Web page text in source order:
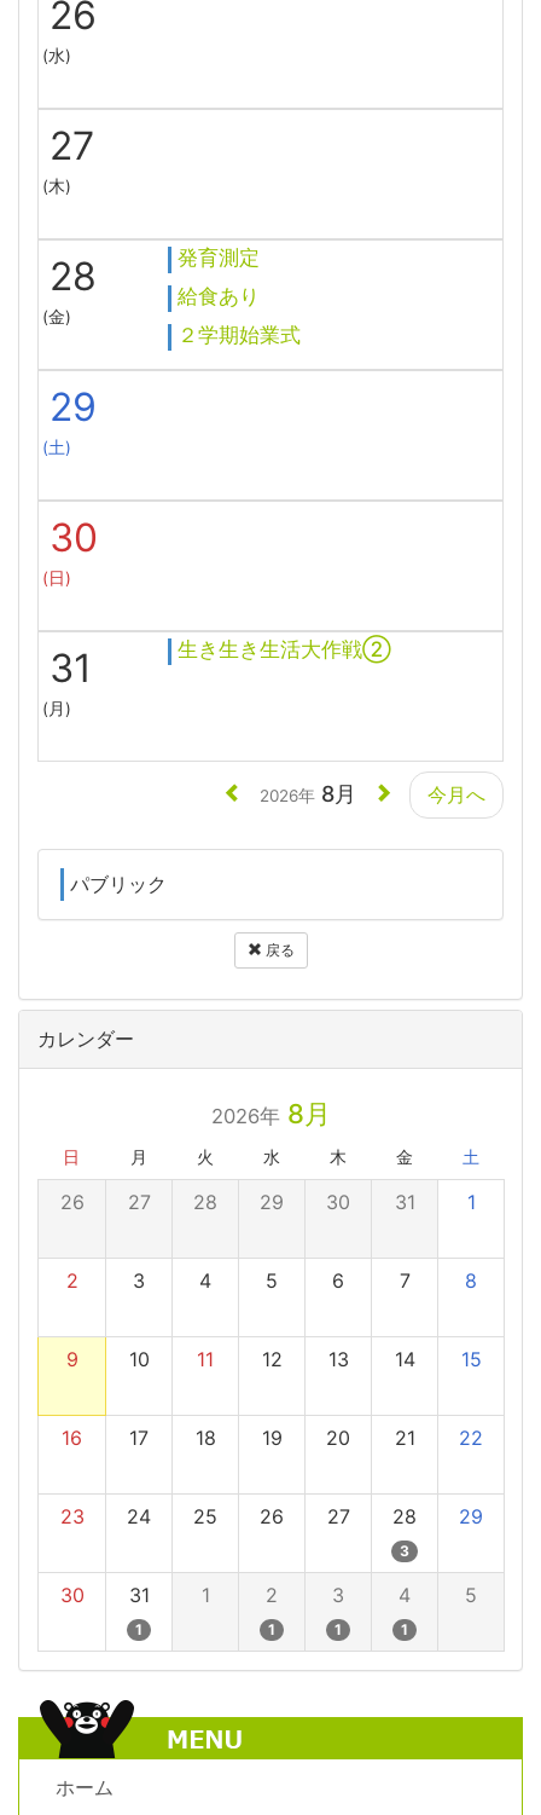
26
(水)
27
(木)
28
(金)
発育測定
給食あり
２学期始業式
29
(土)
30
(日)
31
(月)
生き生き生活大作戦②
2026年 8月 今月へ
パブリック
戻る
カレンダー
2026年8月
日 月 火 水 木 金 土
26 27 28 29 30 31 1
2 3 4 5 6 7 8
9 10 11 12 13 14 15
16 17 18 19 20 21 22
23 24 25 26 27 28
3
29
30 31
1
1 2
1
3
1
4
1
5
ホーム